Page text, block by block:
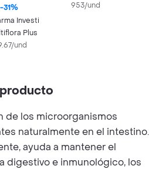
-31%
Investi
Plus
und
953/und
de los microorganismos
naturalmente en el intestino.
ayuda a mantener el
digestivo e inmunológico, los